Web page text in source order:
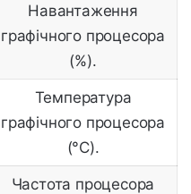
Навантаження
графічного процесора
(%).
Температура
графічного процесора
(°C).
Частота процесора